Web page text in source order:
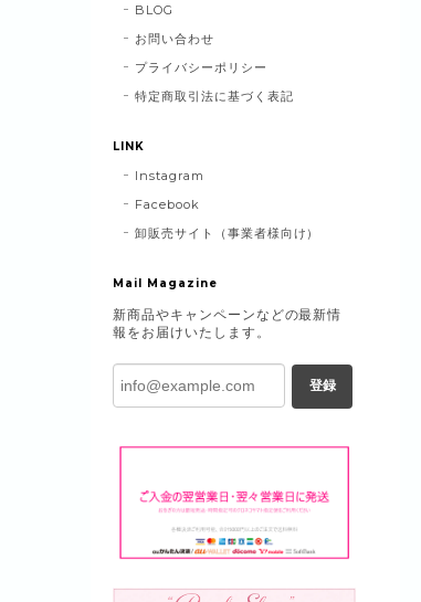
BLOG
お問い合わせ
プライバシーポリシー
特定商取引法に基づく表記
LINK
Instagram
Facebook
卸販売サイト（事業者様向け）
Mail Magazine
新商品やキャンペーンなどの最新情
報をお届けいたします。
登録